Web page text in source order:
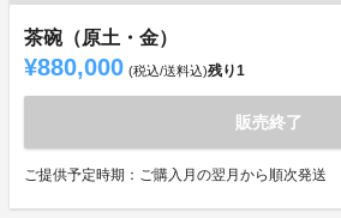
茶碗（原土・金）
¥880,000 (税込/送料込)残り1
販売終了
ご提供予定時期：ご購入月の翌月から順次発送